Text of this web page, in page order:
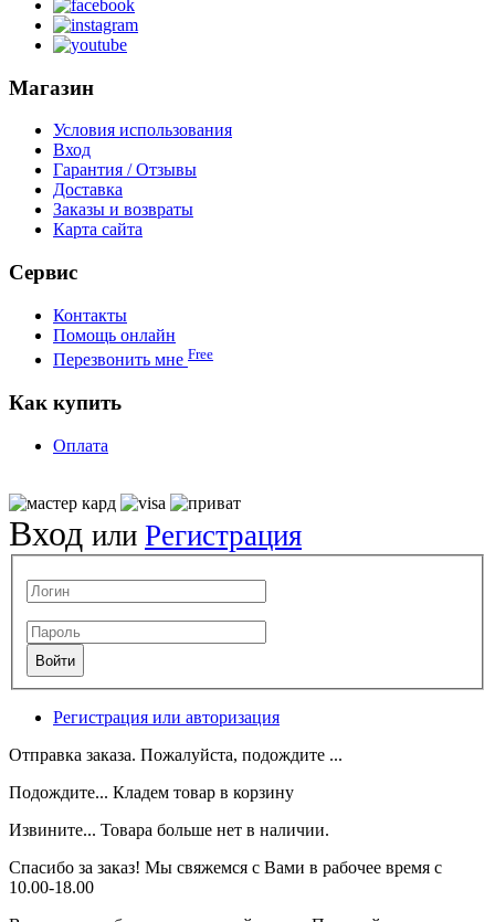
Магазин
Условия использования
Вход
Гарантия / Отзывы
Доставка
Заказы и возвраты
Карта сайта
Сервис
Контакты
Помощь онлайн
Перезвонить мне Free
Как купить
Оплата
Вход или Регистрация
Регистрация или авторизация
Отправка заказа. Пожалуйста, подождите ...
Подождите... Кладем товар в корзину
Извините... Товара больше нет в наличии.
Спасибо за заказ! Мы свяжемся с Вами в рабочее время с
10.00-18.00